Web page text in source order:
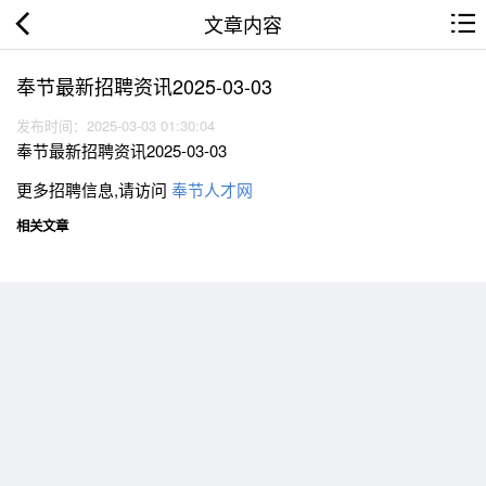
文章内容
奉节最新招聘资讯2025-03-03
发布时间：2025-03-03 01:30:04
奉节最新招聘资讯2025-03-03
更多招聘信息,请访问 奉节人才网
相关文章